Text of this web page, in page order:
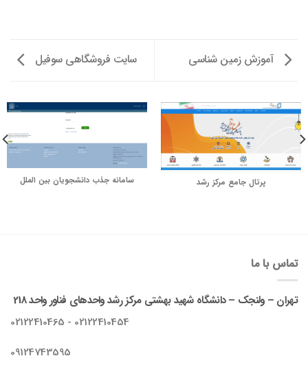
آموزش زمین شناسی سایت فروشگاهی سوفیل
پرتال جامع مرکز رشد سامانه جذب دانشجویان بین الملل
تماس با ما
تهران – ولنجک – دانشگاه شهید بهشتی مرکز رشد واحدهای فناور واحد 218
02122410454 - 02122410465
09124743595